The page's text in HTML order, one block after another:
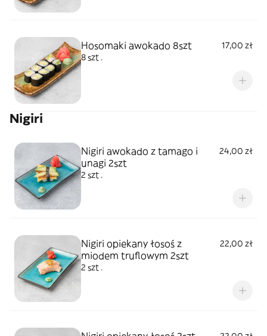
Hosomaki awokado 8szt
17,00 zł
8 szt .
Nigiri
Nigiri awokado z tamago i
unagi 2szt
24,00 zł
2 szt .
Nigiri opiekany łosoś z
miodem truflowym 2szt
22,00 zł
2 szt .